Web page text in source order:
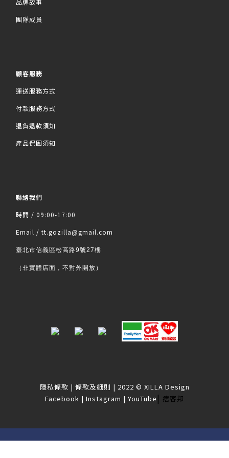
團隊成員
顧客服務
運送服務方式
付款服務方式
退貨退款須知
產品保固須知
聯絡我們
時間 / 09:00-17:00
Email / tt.gozilla@gmail.com
臺北市信義區松高路9號27樓
（非實體店面，不對外開放）
隱私條款 | 條款及細則 | 2022 © XILLA Design
Facebook | Instagram | YouTube | 痞客邦